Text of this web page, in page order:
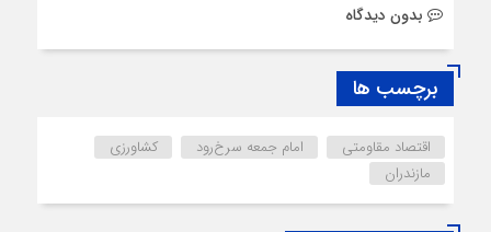
بدون دیدگاه
برچسب ها
اقتصاد مقاومتی امام جمعه سرخ‌رود
کشاورزی
مازندران